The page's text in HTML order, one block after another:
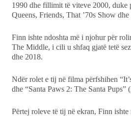
1990 dhe fillimit të viteve 2000, duke
Queens, Friends, That ’70s Show dhe
Finn ishte ndoshta më i njohur për
The Middle, i cili u shfaq gjatë tetë
dhe 2018.
Ndër rolet e tij në filma përfshihen
dhe “Santa Paws 2: The Santa Pups”
Përtej roleve të tij në ekran, Finn ishte